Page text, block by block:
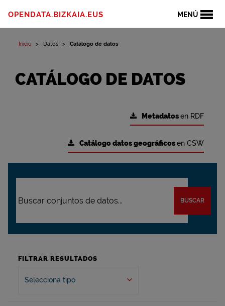
MENÚ
OPENDATA.BIZKAIA.EUS
Inicio Datos Catálogo de datos
CATÁLOGO DE DATOS
Metadatosen RDF
Catálogo datos geográficosen CSW
BUSCAR
FILTRAR RESULTADOS
Selecciona tipo